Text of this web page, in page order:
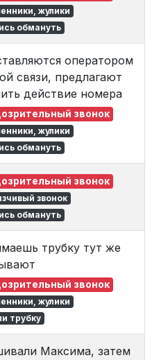
жулики
обмануть
оператором
связи, предлагают
действие номера
звонок
жулики
обмануть
звонок
звонок
обмануть
трубку тут же
звонок
жулики
трубку
Максима, затем